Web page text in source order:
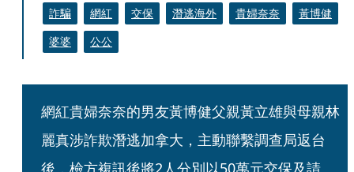
詐騙 網紅 交保 潛逃海外 貴婦奈奈
黃博健
婆婆
公公
網紅貴婦奈奈的男友黃博健父親黃立雄與母親林
麗真涉詐欺潛逃加拿大，主動聯繫調查局返台
後，檢方複訊後將2人分別以50萬元交保及請